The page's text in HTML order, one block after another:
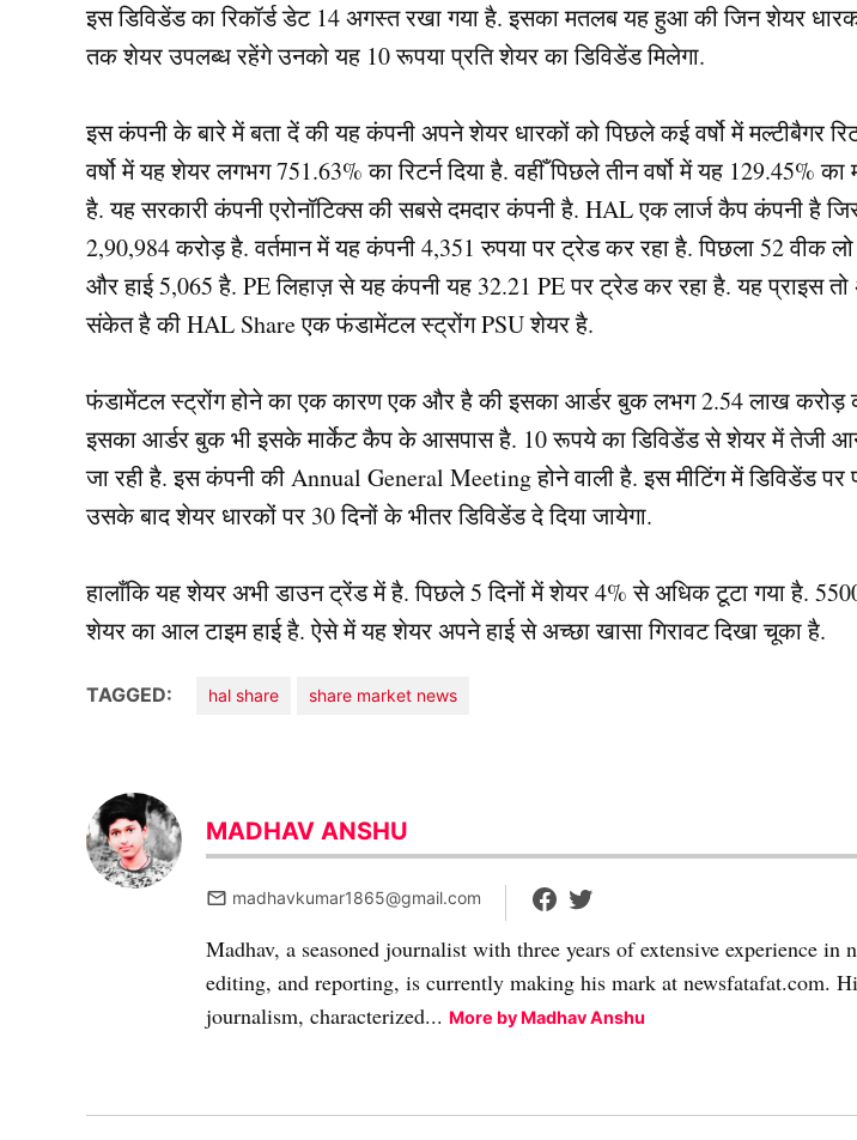
इस डिविडेंड का रिकॉर्ड डेट 14 अगस्त रखा गया है. इसका मतलब यह हुआ की जिन शेयर
तक शेयर उपलब्ध रहेंगे उनको यह 10 रूपया प्रति शेयर का डिविडेंड मिलेगा.
इस कंपनी के बारे में बता दें की यह कंपनी अपने शेयर धारकों को पिछले कई वर्षो में मल्टीबैगर
वर्षो में यह शेयर लगभग 751.63% का रिटर्न दिया है. वहीँ पिछले तीन वर्षो में यह 129.45% का
है. यह सरकारी कंपनी एरोनॉटिक्स की सबसे दमदार कंपनी है. HAL एक लार्ज कैप कंपनी है
2,90,984 करोड़ है. वर्तमान में यह कंपनी 4,351 रुपया पर ट्रेड कर रहा है. पिछला 52 वीक
और हाई 5,065 है. PE लिहाज़ से यह कंपनी यह 32.21 PE पर ट्रेड कर रहा है. यह प्राइस तो
संकेत है की HAL Share एक फंडामेंटल स्ट्रोंग PSU शेयर है.
फंडामेंटल स्ट्रोंग होने का एक कारण एक और है की इसका आर्डर बुक लभग 2.54 लाख करोड़
इसका आर्डर बुक भी इसके मार्केट कैप के आसपास है. 10 रूपये का डिविडेंड से शेयर में तेजी
जा रही है. इस कंपनी की Annual General Meeting होने वाली है. इस मीटिंग में डिविडेंड
उसके बाद शेयर धारकों पर 30 दिनों के भीतर डिविडेंड दे दिया जायेगा.
हालाँकि यह शेयर अभी डाउन ट्रेंड में है. पिछले 5 दिनों में शेयर 4% से अधिक टूटा गया है.
शेयर का आल टाइम हाई है. ऐसे में यह शेयर अपने हाई से अच्छा खासा गिरावट दिखा चूका है.
TAGGED: hal share share market news
MADHAV ANSHU
madhavkumar1865@gmail.com
Madhav, a seasoned journalist with three years of extensive experience in
editing, and reporting, is currently making his mark at newsfatafat.com.
journalism, characterized... More by Madhav Anshu